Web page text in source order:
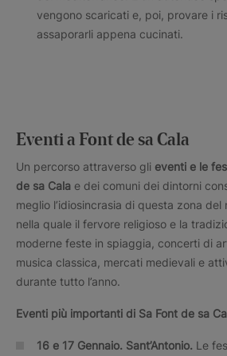
vengono scaricati e, poi, provare i
assaporarli appena cucinati.
Eventi a Font de sa Cala
Un percorso attraverso gli eventi e le
de sa Cala e dei comuni dei dintorni
meglio l’idiosincrasia di questa zona del
nella quale il fervore religioso e la
moderne feste in spiaggia, concerti di
musica classica, mercati medievali e
durante tutto l’anno.
Eventi più importanti di Sa Font de sa
16 e 17 Gennaio. Sant’Antonio. Le